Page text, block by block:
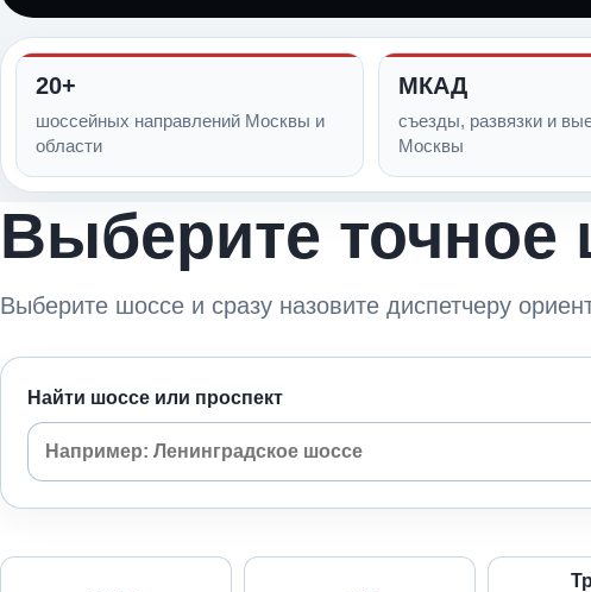
20+
шоссейных направлений Москвы и
области
МКАД
съезды, развязки и
Москвы
Выберите точное
Выберите шоссе и сразу назовите диспетчеру
Найти шоссе или проспект